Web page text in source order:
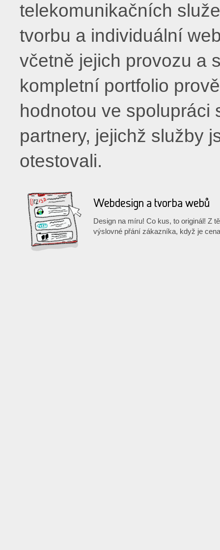
telekomunikačních
tvorbu a individuální
včetně jejich provozu a
kompletní portfolio
hodnotou ve
partnery, jejichž služby
otestovali.
Webdesign a tvorba webů
Design na míru! Co kus, to originál! Z
výslovné přání zákazníka, když je